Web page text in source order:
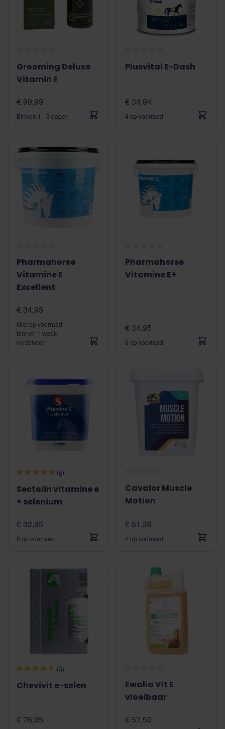
Grooming Deluxe
Vitamin E
€ 99,99
Binnen 1 - 3 dagen
Plusvital E-Dash
€ 34,94
4 op voorraad
Pharmahorse
Vitamine E
Excellent
€ 34,95
Niet op voorraad –
binnen 1 week
verzonden
Pharmahorse
Vitamine E+
€ 34,95
6 op voorraad
(4)
Sectolin vitamine e
+ selenium
€ 32,95
8 op voorraad
Cavalor Muscle
Motion
€ 51,36
2 op voorraad
(3)
Chevivit e-selen
€ 76,95
Ewalia Vit E
vloeibaar
€ 57,50